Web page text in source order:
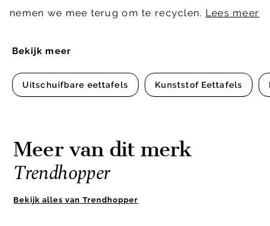
Bekijk meer
Uitschuifbare eettafels Kunststof Eettafels
nemen we mee terug om te recyclen. Lees meer
Meer van dit merk
Trendhopper
Bekijk alles van Trendhopper